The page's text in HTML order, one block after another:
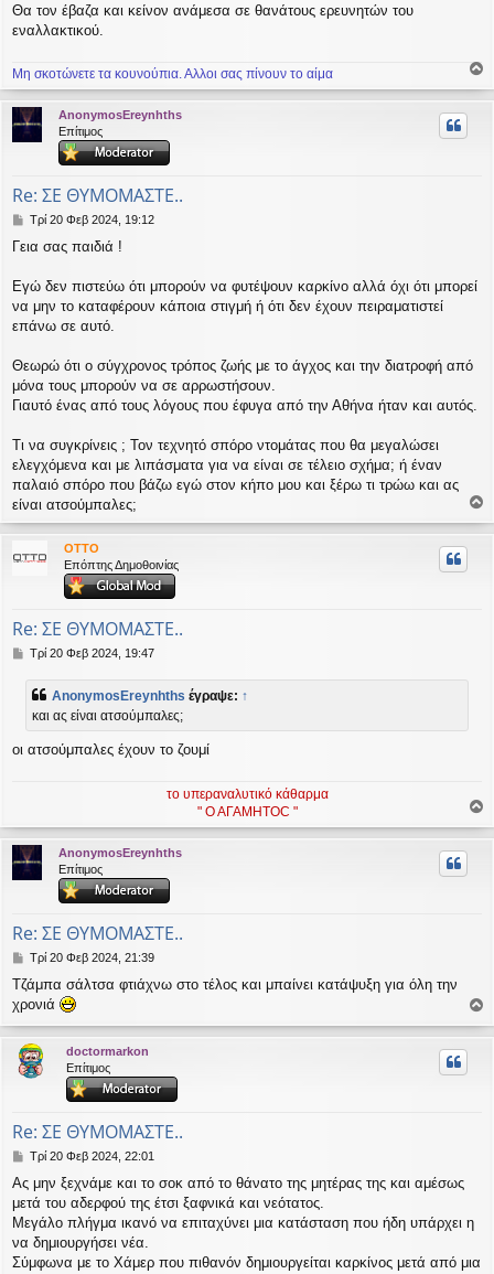
Θα τον έβαζα και κείνον ανάμεσα σε θανάτους ερευνητών του
εναλλακτικού.
Μη σκοτώνετε τα κουνούπια. Αλλοι σας πίνουν το αίμα
ο
ρ
AnonymosEreynhths
Επίτιμος
Re: ΣΕ ΘΥΜΟΜΑΣΤΕ..
Δ
μ
σ
ί
υ
η
Τρί 20 Φεβ 2024, 19:12
Γεια σας παιδιά !
Εγώ δεν πιστεύω ότι μπορούν να φυτέψουν καρκίνο αλλά όχι ότι μπορεί
να μην το καταφέρουν κάποια στιγμή ή ότι δεν έχουν πειραματιστεί
επάνω σε αυτό.
Θεωρώ ότι ο σύγχρονος τρόπος ζωής με το άγχος και την διατροφή από
μόνα τους μπορούν να σε αρρωστήσουν.
Γιαυτό ένας από τους λόγους που έφυγα από την Αθήνα ήταν και αυτός.
Τι να συγκρίνεις ; Τον τεχνητό σπόρο ντομάτας που θα μεγαλώσει
ελεγχόμενα και με λιπάσματα για να είναι σε τέλειο σχήμα; ή έναν
παλαιό σπόρο που βάζω εγώ στον κήπο μου και ξέρω τι τρώω και ας
είναι ατσούμπαλες;
ο
ρ
OTTO
Επόπτης Δημοθοινίας
Re: ΣΕ ΘΥΜΟΜΑΣΤΕ..
Δ
μ
σ
ε
Τρί 20 Φεβ 2024, 19:47
AnonymosEreynhths έγραψε: ↑
και ας είναι ατσούμπαλες;
οι ατσούμπαλες έχουν το ζουμί
το υπεραναλυτικό κάθαρμα
" Ο ΑΓΑΜΗΤΟC "
ο
ρ
AnonymosEreynhths
Επίτιμος
Re: ΣΕ ΘΥΜΟΜΑΣΤΕ..
Δ
μ
ο
ί
ε
υ
Τρί 20 Φεβ 2024, 21:39
Τζάμπα σάλτσα φτιάχνω στο τέλος και μπαίνει κατάψυξη για όλη την
χρονιά
ο
ρ
doctormarkon
Επίτιμος
Re: ΣΕ ΘΥΜΟΜΑΣΤΕ..
Δ
μ
ο
σ
ί
ε
υ
Τρί 20 Φεβ 2024, 22:01
Ας μην ξεχνάμε και το σοκ από το θάνατο της μητέρας της και αμέσως
μετά του αδερφού της έτσι ξαφνικά και νεότατος.
Μεγάλο πλήγμα ικανό να επιταχύνει μια κατάσταση που ήδη υπάρχει η
να δημιουργήσει νέα.
Σύμφωνα με το Χάμερ που πιθανόν δημιουργείται καρκίνος μετά από μια